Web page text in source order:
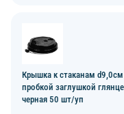
Крышка к стаканам d9,0см
пробкой заглушкой
черная 50 шт/уп